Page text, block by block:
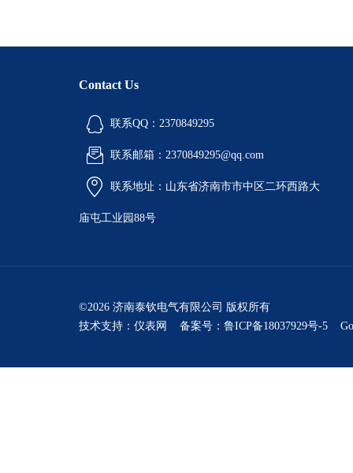
Contact Us
联系QQ：2370849295
联系邮箱：2370849295@qq.com
联系地址：山东省济南市市中区二环西路大
庙屯工业园88号
©2026 济南泰钦电气有限公司 版权所有
技术支持： 仪表网 备案号：鲁ICP备18037929号-5